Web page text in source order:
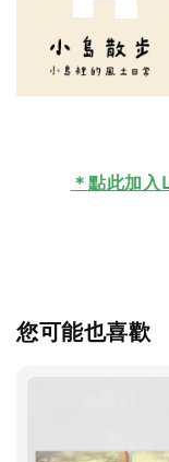
＊點此加入
您可能也喜歡